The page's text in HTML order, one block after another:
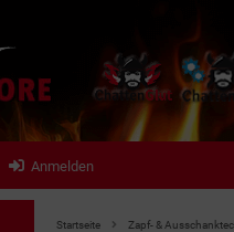
Anmelden
Startseite Zapf- &